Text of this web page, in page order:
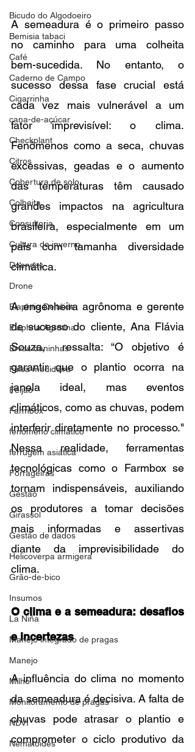
Bicudo do Algodoeiro
Bemisia tabaci
Café
Caderno de Campo
Cigarrinha
cana-de-açúcar
Checkplant
Citros
Cobertura de solo
Colheita
Consultoria
Cultura de inverno
Doenças
Drone
Elaphria Deltóide
Elaphria Agrotina
Ervas daninhas
Falsa medideira
Feijão
Farmbox
fenômeno climático
ferrugem asiática
Forrageiras
Gestão
Girassol
Gestão de dados
Helicoverpa armigera
Grão-de-bico
Insumos
La Niña
Manejo integrado de pragas
Manejo
Milho
Monitoramento de pragas
NDVI
Nematoides
A semeadura é o primeiro passo
no caminho para uma colheita
bem-sucedida. No entanto, o
sucesso dessa fase crucial está
cada vez mais vulnerável a um
fator imprevisível: o clima.
Fenômenos como a seca, chuvas
excessivas, geadas e o aumento
das temperaturas têm causado
grandes impactos na agricultura
brasileira, especialmente em um
país com tamanha diversidade
climática.
A engenheira agrônoma e gerente
de sucesso do cliente, Ana Flávia
Souza,  ressalta: “O objetivo é
garantir que o plantio ocorra na
janela ideal, mas eventos
climáticos, como as chuvas, podem
interferir diretamente no processo."
Nessa realidade, ferramentas
tecnológicas como o Farmbox se
tornam indispensáveis, auxiliando
os produtores a tomar decisões
mais informadas e assertivas
diante da imprevisibilidade do
clima.
O clima e a semeadura: desafios
e incertezas
A influência do clima no momento
da semeadura é decisiva. A falta de
chuvas pode atrasar o plantio e
comprometer o ciclo produtivo da